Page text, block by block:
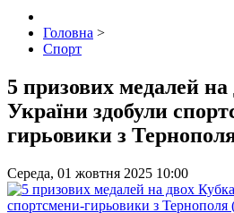
Головна >
Спорт
5 призових медалей
України здобули
гирьовики з
Середа, 01 жовтня 2025 10:00